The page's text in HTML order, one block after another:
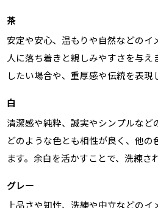
茶
安定や安心、温もりや自然などのイ
人に落ち着きと親しみやすさを与え
したい場合や、重厚感や伝統を表現
白
清潔感や純粋、誠実やシンプルなど
どのような色とも相性が良く、他の
ます。余白を活かすことで、洗練さ
グレー
上品さや知性、洗練や中立などの